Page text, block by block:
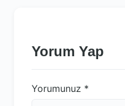
Yorum Yap
Yorumunuz *